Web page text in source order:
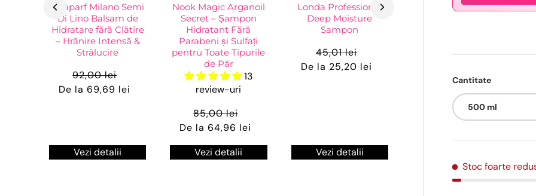
Cantitate
500 ml
Stoc foarte
Alfaparf Milano Semi
Di Lino Balsam de
Hidratare fără Clătire
– Hrănire Intensă &
Strălucire
92,00 lei
De la 69,69 lei
Vezi detalii
Nook Magic Arganoil
Secret – Șampon
Hidratant Fără
Parabeni și Sulfați
pentru Toate Tipurile
de Păr
13
review-uri
85,00 lei
De la 64,96 lei
Vezi detalii
Londa Professional
Deep Moisture
Sampon
45,01 lei
De la 25,20 lei
Vezi detalii